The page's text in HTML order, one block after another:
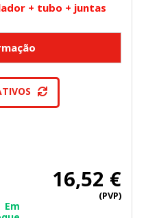
+ tubo + juntas
16,52 €
(PVP)
Em